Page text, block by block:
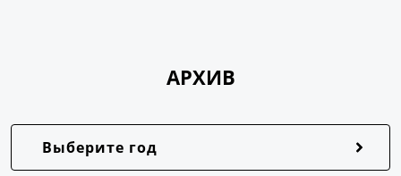
АРХИВ
Выберите год